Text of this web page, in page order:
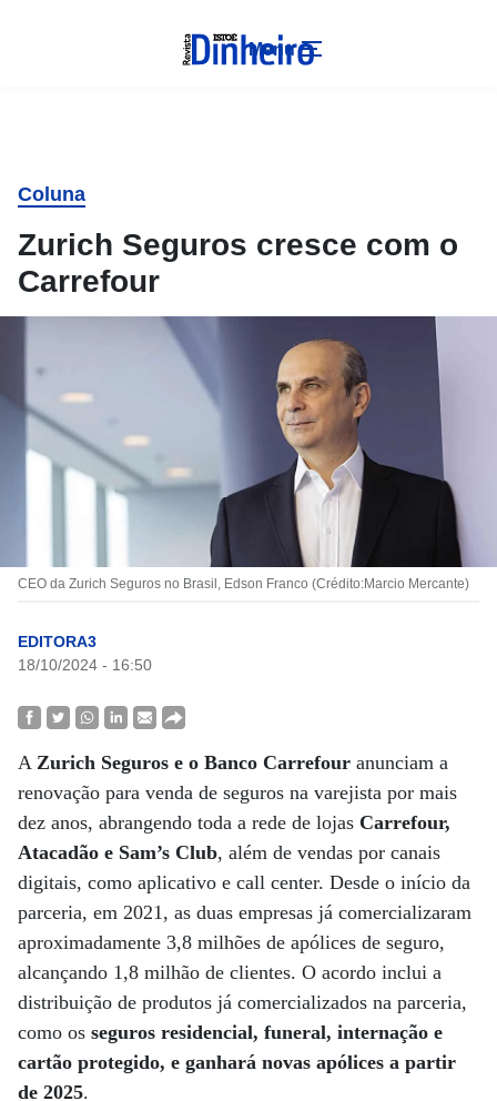
Menu
Coluna
Zurich Seguros cresce com o
Carrefour
CEO da Zurich Seguros no Brasil, Edson Franco (Crédito:Marcio Mercante)
EDITORA3
18/10/2024 - 16:50
A Zurich Seguros e o Banco Carrefour anunciam a
renovação para venda de seguros na varejista por mais
dez anos, abrangendo toda a rede de lojas Carrefour,
Atacadão e Sam’s Club, além de vendas por canais
digitais, como aplicativo e call center. Desde o início da
parceria, em 2021, as duas empresas já comercializaram
aproximadamente 3,8 milhões de apólices de seguro,
alcançando 1,8 milhão de clientes. O acordo inclui a
distribuição de produtos já comercializados na parceria,
como os seguros residencial, funeral, internação e
cartão protegido, e ganhará novas apólices a partir
de 2025.